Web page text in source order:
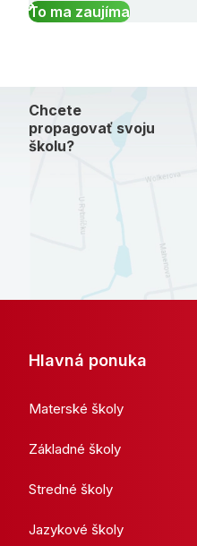
To ma zaujíma
Chcete
propagovať svoju
školu?
Hlavná ponuka
Materské školy
Základné školy
Stredné školy
Jazykové školy